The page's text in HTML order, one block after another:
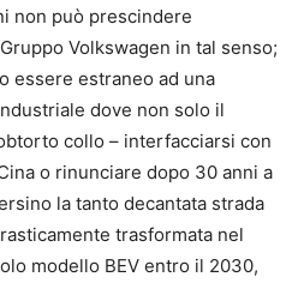
non può prescindere
Volkswagen in tal senso;
essere estraneo ad una
dove non solo il
collo – interfacciarsi con
o rinunciare dopo 30 anni a
la tanto decantata strada
trasformata nel
modello BEV entro il 2030,